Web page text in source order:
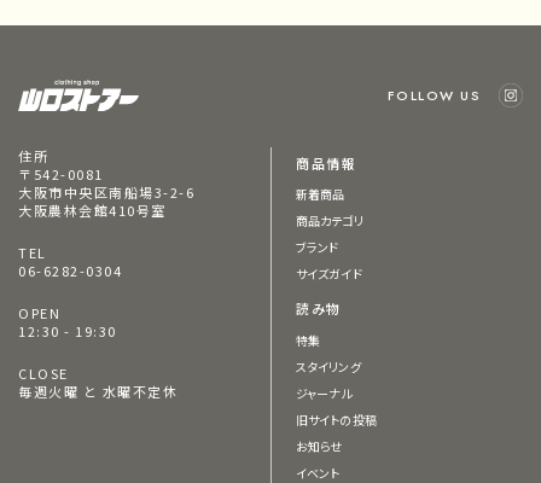
FOLLOW US
住所
〒542-0081
大阪市中央区南船場3-2-6
大阪農林会館410号室
TEL
06-6282-0304
OPEN
12:30 - 19:30
CLOSE
毎週火曜 と 水曜不定休
商品情報
新着商品
商品カテゴリ
ブランド
サイズガイド
読み物
特集
スタイリング
ジャーナル
旧サイトの投稿
お知らせ
イベント